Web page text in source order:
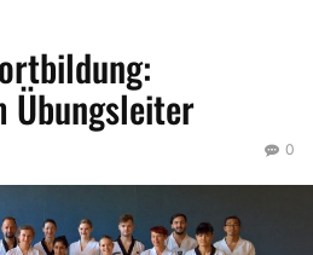
Übungsleiter
0